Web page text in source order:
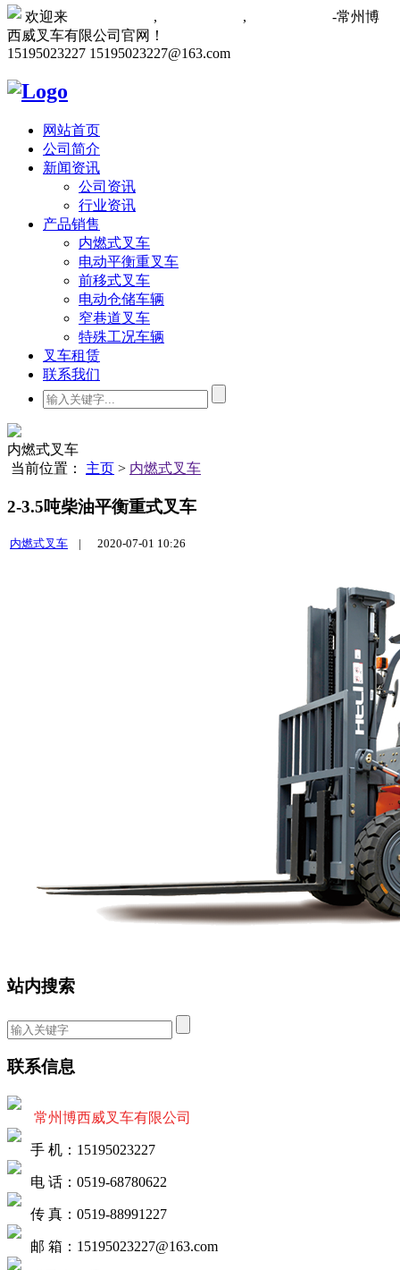
欢迎来 , ,
-常州博
西威叉车有限公司官网！
15195023227 15195023227@163.com
网站首页
公司简介
新闻资讯
公司资讯
行业资讯
产品销售
内燃式叉车
电动平衡重叉车
前移式叉车
电动仓储车辆
窄巷道叉车
特殊工况车辆
叉车租赁
联系我们
内燃式叉车
当前位置： 主页 > 内燃式叉车
2-3.5吨柴油平衡重式叉车
内燃式叉车 | 2020-07-01 10:26
站内搜索
联系信息
常州博西威叉车有限公司
手 机：15195023227
电 话：0519-68780622
传 真：0519-88991227
邮 箱：15195023227@163.com